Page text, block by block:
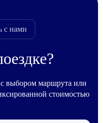
с нами
выбором маршрута или
стоимостью